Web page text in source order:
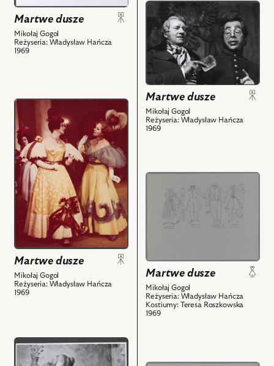
Cziczikow
i
powiązanych
z
zdjęciu:
Kazimierz
Dejunowicz
-
z
nim
obiektów
Martwe dusze
Mikołaj Gogol
Reżyseria: Władysław Hańcza
1969
przejdź
obiektu
Martwe
dusze,
Na
zdjęciu:
Wieńczysław
Gliński
-
Urzędnik
sądowy
nim
obiektów
Martwe dusze
Mikołaj Gogol
Reżyseria: Władysław Hańcza
1969
przejdź
do
obiektu
Martwe
dusze,
Na
zdjęciu:
Eugenia
Herman
Dama
miła
i
powiązanych
Martwe dusze
Mikołaj Gogol
Reżyseria: Władysław Hańcza
1969
przejdź
obiektu
kostium
-
Maniłow.
Sobakiewicz.
Nozdriew
Martwe dusze
Mikołaj Gogol
Reżyseria: Władysław Hańcza
Kostiumy: Teresa Roszkowska
1969
przejdź
do